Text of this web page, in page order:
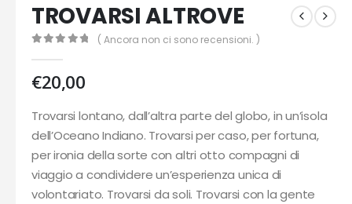
TROVARSI ALTROVE
( Ancora non ci sono recensioni. )
€20,00
Trovarsi lontano, dall’altra parte del globo, in un’isola
dell’Oceano Indiano. Trovarsi per caso, per fortuna,
per ironia della sorte con altri otto compagni di
viaggio a condividere un’esperienza unica di
volontariato. Trovarsi da soli. Trovarsi con la gente